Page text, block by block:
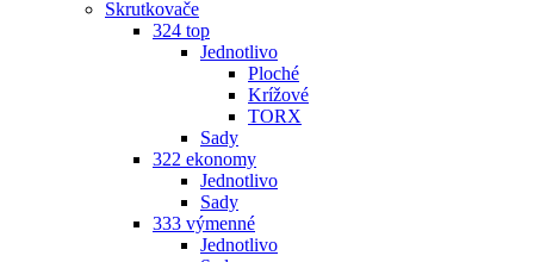
Skrutkovače
324 top
Jednotlivo
Ploché
Krížové
TORX
Sady
322 ekonomy
Jednotlivo
Sady
333 výmenné
Jednotlivo